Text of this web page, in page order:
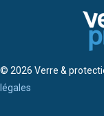
© 2026 Verre &
légales